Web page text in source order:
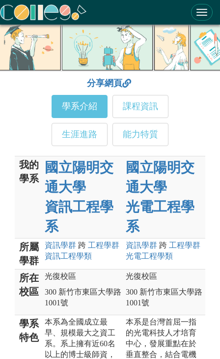
ColleGo! 大學選才與高中育才輔助系統
分享網頁
學系介紹 課程資訊
生涯進路 能力特質
我的
學系
國立陽明交
通大學
資訊工程學
系
國立陽明交
通大學
光電工程學
系
所屬
學群
資訊學群 跨 工程學群
資訊工程學類
資訊學群 跨 工程學群
光電工程學類
所在
校區
光復校區
300 新竹市東區大學路
1001號
光復校區
300 新竹市東區大學路
1001號
學系
特色
本系為全國成立最
早、規模最大之資工
系。系上擁有近60名
以上的博士級師資，
本系是台灣首屈一指
的光電科技人才培育
中心，發展重點在於
垂直整合，結合電機